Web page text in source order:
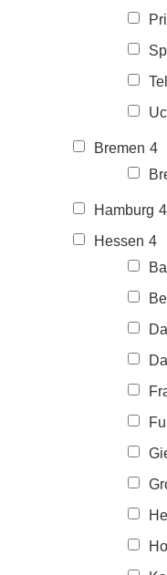
Bremen 4
Hamburg 4
Hessen 4